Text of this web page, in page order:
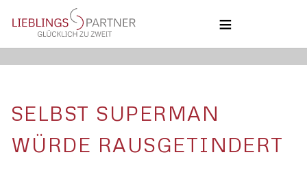
NAVIGATION
ÜBERSPRINGEN
HOME
ÜBER UNS
UNSERE PHILOSOPHIE
KONTAKT
SELBST SUPERMAN
WÜRDE RAUSGETINDERT